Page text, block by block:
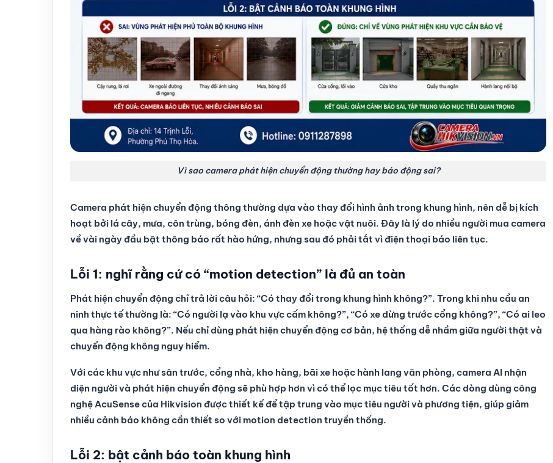
Vì sao camera phát hiện chuyển động thường hay báo động sai?
Camera phát hiện chuyển động thông thường dựa vào thay đổi hình ảnh trong khung hình, nên dễ bị kích
hoạt bởi lá cây, mưa, côn trùng, bóng đèn, ánh đèn xe hoặc vật nuôi. Đây là lý do nhiều người mua camera
về vài ngày đầu bật thông báo rất hào hứng, nhưng sau đó phải tắt vì điện thoại báo liên tục.
Lỗi 1: nghĩ rằng cứ có “motion detection” là đủ an toàn
Phát hiện chuyển động chỉ trả lời câu hỏi: “Có thay đổi trong khung hình không?”. Trong khi nhu cầu an
ninh thực tế thường là: “Có người lạ vào khu vực cấm không?”, “Có xe dừng trước cổng không?”, “Có ai leo
qua hàng rào không?”. Nếu chỉ dùng phát hiện chuyển động cơ bản, hệ thống dễ nhầm giữa người thật và
chuyển động không nguy hiểm.
Với các khu vực như sân trước, cổng nhà, kho hàng, bãi xe hoặc hành lang văn phòng, camera AI nhận
diện người và phát hiện chuyển động sẽ phù hợp hơn vì có thể lọc mục tiêu tốt hơn. Các dòng dùng công
nghệ AcuSense của Hikvision được thiết kế để tập trung vào mục tiêu người và phương tiện, giúp giảm
nhiều cảnh báo không cần thiết so với motion detection truyền thống.
Lỗi 2: bật cảnh báo toàn khung hình